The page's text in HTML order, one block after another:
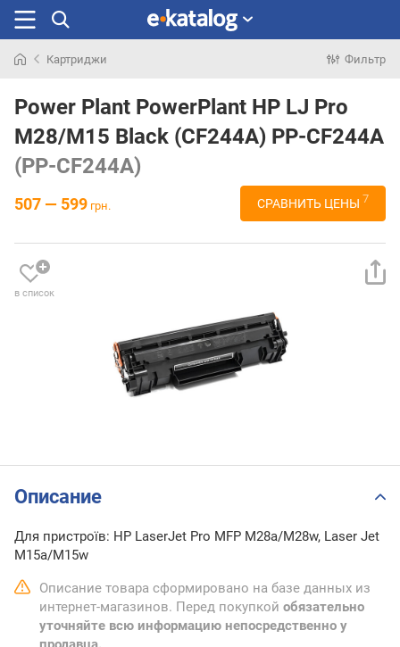
раньше
Картриджи Фильтр
Power Plant PowerPlant HP LJ Pro
M28/M15 Black (CF244A) PP-CF244A
(PP-CF244A)
507 — 599 грн. СРАВНИТЬ ЦЕНЫ 7
в список
Описание
Для пристроїв: HP LaserJet Pro MFP M28a/M28w, Laser Jet
M15a/M15w
Описание товара сформировано на базе данных из
интернет-магазинов. Перед покупкой обязательно
уточняйте всю информацию непосредственно у